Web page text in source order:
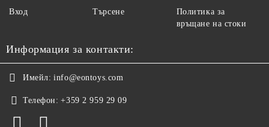
Вход Търсене
Политика за
връщане на стоки
Информация за контакти:
Имейл: info@eontoys.com
Телефон: +359 2 959 29 09